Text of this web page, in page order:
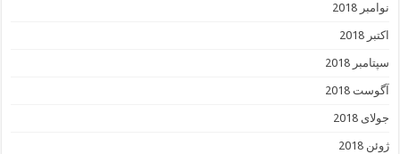
نوامبر 2018
اکتبر 2018
سپتامبر 2018
آگوست 2018
جولای 2018
ژوئن 2018